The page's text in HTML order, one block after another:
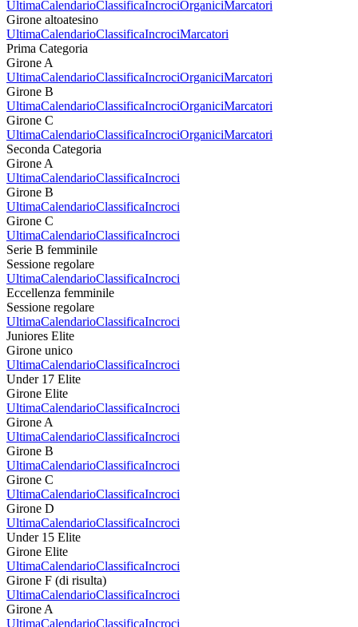
UltimaCalendarioClassificaIncrociOrganiciMarcatori
Girone altoatesino
UltimaCalendarioClassificaIncrociMarcatori
Prima Categoria
Girone A
UltimaCalendarioClassificaIncrociOrganiciMarcatori
Girone B
UltimaCalendarioClassificaIncrociOrganiciMarcatori
Girone C
UltimaCalendarioClassificaIncrociOrganiciMarcatori
Seconda Categoria
Girone A
UltimaCalendarioClassificaIncroci
Girone B
UltimaCalendarioClassificaIncroci
Girone C
UltimaCalendarioClassificaIncroci
Serie B femminile
Sessione regolare
UltimaCalendarioClassificaIncroci
Eccellenza femminile
Sessione regolare
UltimaCalendarioClassificaIncroci
Juniores Elite
Girone unico
UltimaCalendarioClassificaIncroci
Under 17 Elite
Girone Elite
UltimaCalendarioClassificaIncroci
Girone A
UltimaCalendarioClassificaIncroci
Girone B
UltimaCalendarioClassificaIncroci
Girone C
UltimaCalendarioClassificaIncroci
Girone D
UltimaCalendarioClassificaIncroci
Under 15 Elite
Girone Elite
UltimaCalendarioClassificaIncroci
Girone F (di risulta)
UltimaCalendarioClassificaIncroci
Girone A
UltimaCalendarioClassificaIncroci